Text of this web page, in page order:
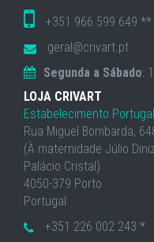
+351 966 599 649 **
geral@crivart.pt
Segunda a Sábado:
LOJA CRIVART
Estabelecimento
Rua Miguel Bombarda,
(À maternidade Júlio
Palácio Cristal)
4050-379 Porto
Portugal
+351 226 002 243 *